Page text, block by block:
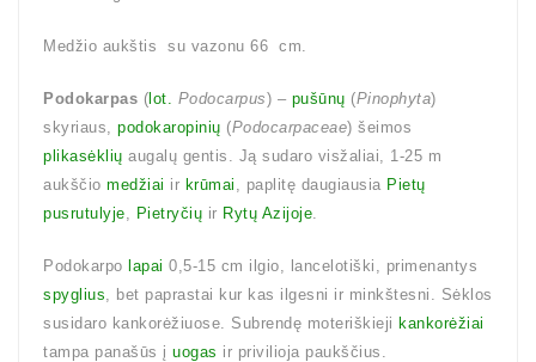
Medžio aukštis su vazonu 66 cm.
Podokarpas ( lot. Podocarpus) – pušūnų (Pinophyta)
skyriaus, podokaropinių (Podocarpaceae) šeimos
plikasėklių augalų gentis. Ją sudaro visžaliai, 1-25 m
aukščio medžiai ir krūmai , paplitę daugiausia Pietų
pusrutulyje, Pietryčių ir Rytų Azijoje.
Podokarpo lapai 0,5-15 cm ilgio, lancelotiški, primenantys
spyglius, bet paprastai kur kas ilgesni ir minkštesni. Sėklos
susidaro kankorėžiuose. Subrendę moteriškieji kankorėžiai
tampa panašūs į uogas ir privilioja paukščius.